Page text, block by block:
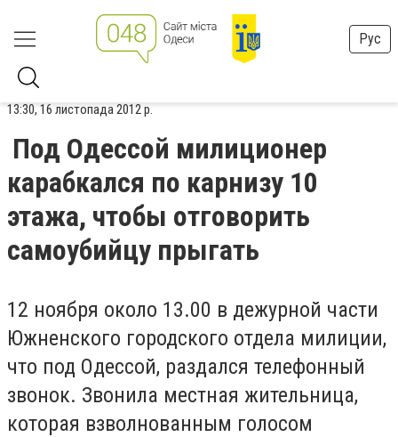
Рус
13:30, 16 листопада 2012 р.
Под Одессой милиционер
карабкался по карнизу 10
этажа, чтобы отговорить
самоубийцу прыгать
12 ноября около 13.00 в дежурной части
Южненского городского отдела милиции,
что под Одессой, раздался телефонный
звонок. Звонила местная жительница,
которая взволнованным голосом